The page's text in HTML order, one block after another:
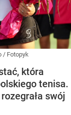
/ Fotopyk
która
tenisa.
swój